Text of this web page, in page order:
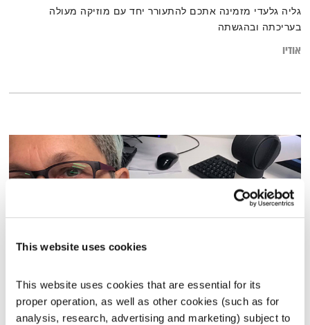
This website uses cookies
This website uses cookies that are essential for its
proper operation, as well as other cookies (such as for
analysis, research, advertising and marketing) subject to
גליה גלעדי מזמינה אתכם להתעורר יחד עם מוזיקה מעולה
בעריכתה ובהגשתה
אודיו
הדיבור של אליוט
אליוט